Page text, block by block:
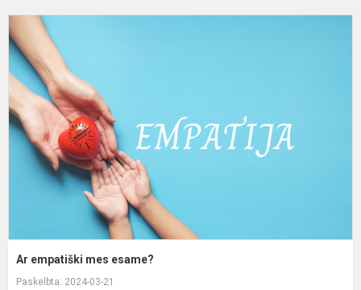
Ar empatiški mes esame?
Paskelbta: 2024-03-21